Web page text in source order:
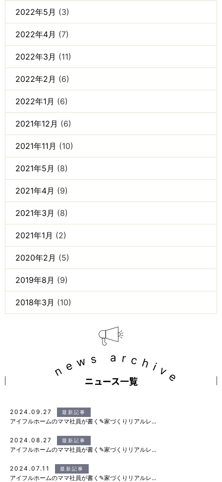
2022年5月 (3)
2022年4月 (7)
2022年3月 (11)
2022年2月 (6)
2022年1月 (6)
2021年12月 (6)
2021年11月 (10)
2021年5月 (8)
2021年4月 (9)
2021年3月 (8)
2021年1月 (2)
2020年2月 (5)
2019年8月 (9)
2018年3月 (10)
news archive
ニュース一覧
2024.09.27 最新記事
アイフルホームのママ社員が書く✎家づくりリアルレ...
2024.08.27 最新記事
アイフルホームのママ社員が書く✎家づくりリアルレ...
2024.07.11 最新記事
アイフルホームのママ社員が書く✎家づくりリアルレ...